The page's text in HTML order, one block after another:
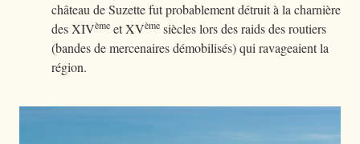
château de Suzette fut probablement détruit à la charnière
des XIVème et XVème siècles lors des raids des routiers
(bandes de mercenaires démobilisés) qui ravageaient la
région.